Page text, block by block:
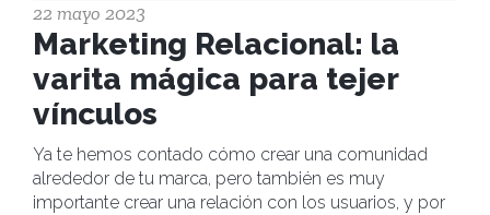
22 mayo 2023
Marketing Relacional: la
varita mágica para tejer
vínculos
Ya te hemos contado cómo crear una comunidad
alrededor de tu marca, pero también es muy
importante crear una relación con los usuarios, y por